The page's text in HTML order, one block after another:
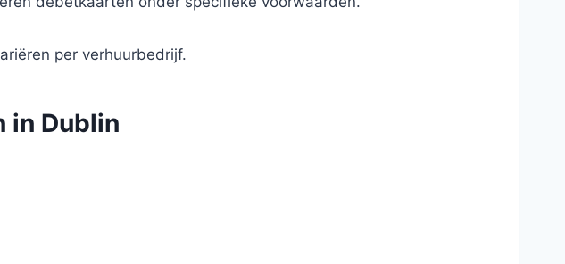
per verhuurbedrijf.
in Dublin